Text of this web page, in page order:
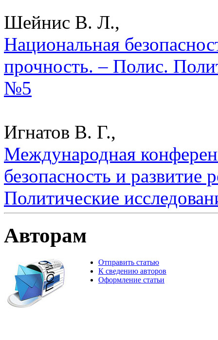
Шейнис В. Л.,
Национальная
прочность. – Полис.
№5
Игнатов В. Г.,
Международная
безопасность и развитие
Политические
Авторам
Отправить статью
К сведению авторов
Оформление статьи